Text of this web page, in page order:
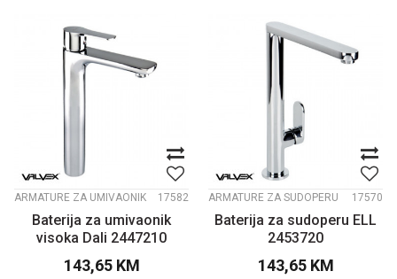
ARMATURE ZA UMIVAONIK 17582
Baterija za umivaonik
visoka Dali 2447210
143,65 KM
ARMATURE ZA SUDOPERU 17570
Baterija za sudoperu ELL
2453720
143,65 KM